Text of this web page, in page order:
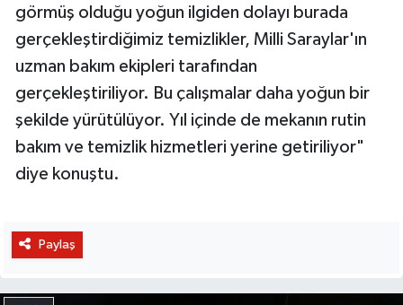
görmüş olduğu yoğun ilgiden dolayı burada
gerçekleştirdiğimiz temizlikler, Milli Saraylar'ın
uzman bakım ekipleri tarafından
gerçekleştiriliyor. Bu çalışmalar daha yoğun bir
şekilde yürütülüyor. Yıl içinde de mekanın rutin
bakım ve temizlik hizmetleri yerine getiriliyor"
diye konuştu.
Paylaş